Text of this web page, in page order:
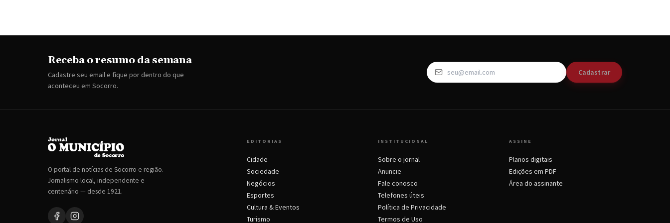
Receba o resumo da semana
Cadastre seu email e fique por dentro do que
aconteceu em Socorro.
Cadastrar
O portal de notícias de Socorro e região.
Jornalismo local, independente e
centenário — desde 1921.
EDITORIAS
Cidade
Sociedade
Negócios
Esportes
Cultura & Eventos
Turismo
INSTITUCIONAL
Sobre o jornal
Anuncie
Fale conosco
Telefones úteis
Política de Privacidade
Termos de Uso
ASSINE
Planos digitais
Edições em PDF
Área do assinante